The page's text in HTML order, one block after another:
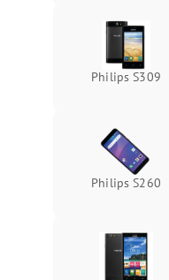
Philips S309
Philips S260